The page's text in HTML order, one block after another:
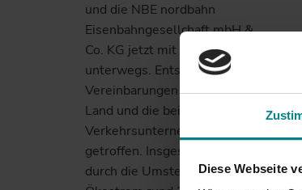
Diese Webseite
und die NBE nordbahn
Eisenbahngesellchaft mbH &
Co. KG jetzt mit Ökostrom
unterwegs. Entsprechende
Vereinbarungen haben das
Land und die beiden
Verkehrsunternehmen
getroffen. Insgesamt werden
durch die Umstellung auf